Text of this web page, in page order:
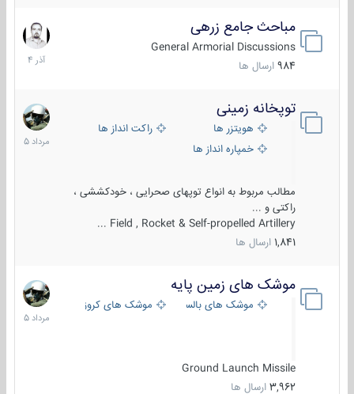
مباحث جامع زرهی
General Armorial Discussions
984 ارسال ها
7
آذر
1404
توپخانه زمینی
هویتزر ها
راکت انداز ها
خمپاره انداز ها
مطالب مربوط به انواع توپهای صحرایی ، خودکششی ،
راکتی و ...
Field , Rocket & Self-propelled Artillery ...
1,841 ارسال ها
9
مرداد
1405
موشک های زمین پایه
موشک های بالستیک موشک های کروز
Ground Launch Missile
3,962 ارسال ها
2
مرداد
1405